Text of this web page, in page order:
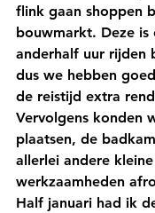
flink gaan shoppen
bouwmarkt. Deze is
anderhalf uur rijden
dus we hebben
de reistijd extra
Vervolgens konden
plaatsen, de
allerlei andere kleine
werkzaamheden
Half januari had ik